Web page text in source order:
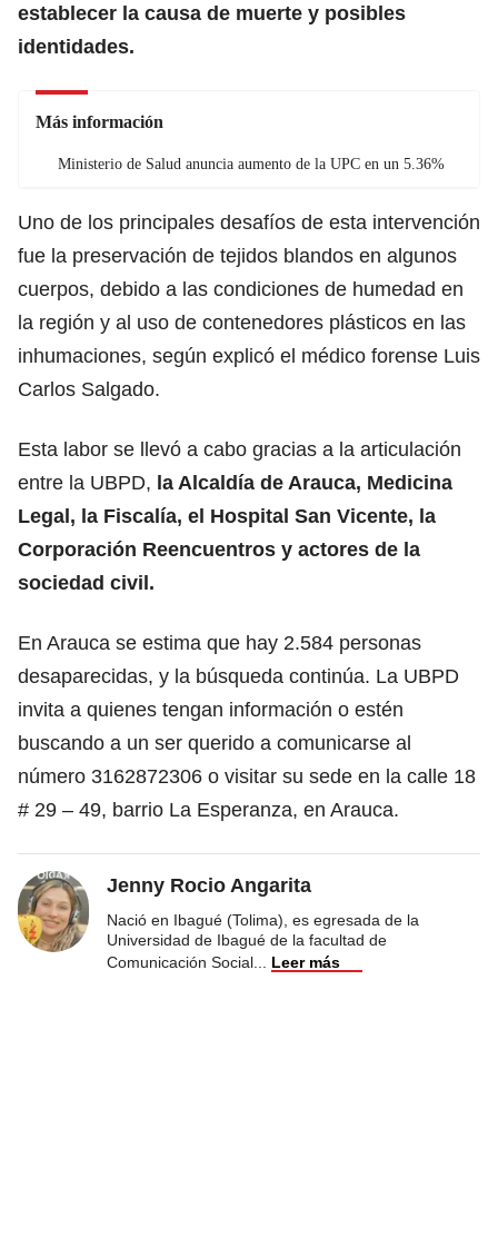
establecer la causa de muerte y posibles
identidades.
Más información
Ministerio de Salud anuncia aumento de la UPC en un 5.36%
Uno de los principales desafíos de esta intervención
fue la preservación de tejidos blandos en algunos
cuerpos, debido a las condiciones de humedad en
la región y al uso de contenedores plásticos en las
inhumaciones, según explicó el médico forense Luis
Carlos Salgado.
Esta labor se llevó a cabo gracias a la articulación
entre la UBPD, la Alcaldía de Arauca, Medicina
Legal, la Fiscalía, el Hospital San Vicente, la
Corporación Reencuentros y actores de la
sociedad civil.
En Arauca se estima que hay 2.584 personas
desaparecidas, y la búsqueda continúa. La UBPD
invita a quienes tengan información o estén
buscando a un ser querido a comunicarse al
número 3162872306 o visitar su sede en la calle 18
# 29 – 49, barrio La Esperanza, en Arauca.
Jenny Rocio Angarita
Nació en Ibagué (Tolima), es egresada de la
Universidad de Ibagué de la facultad de
Comunicación Social
Leer más